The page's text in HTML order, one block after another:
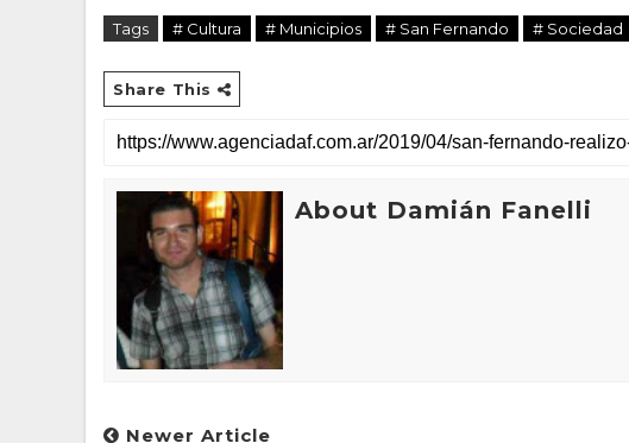
Tags # Cultura # Municipios # San Fernando # Sociedad
Share This
About Damián Fanelli
Newer Article